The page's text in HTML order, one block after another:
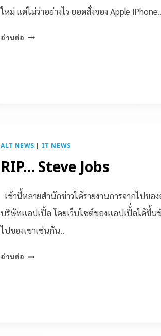
ใหม่ แต่ไม่ว่าอย่างไร ยอดสั่งจอง Apple
อ่านต่อ
ALT NEWS | IT NEWS
RIP… Steve Jobs
เช้านี้หลายสำนักข่าวได้รายงานการจากไปข
บริษัทแอปเปิ้ล โดยเว็บไซต์ของแอปเปิ้่ลได้ขึ้น
ไปของเขาเช่นกัน..
อ่านต่อ